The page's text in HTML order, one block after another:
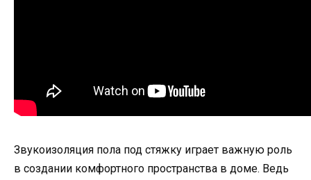
Звукоизоляция пола под стяжку играет важную роль
в создании комфортного пространства в доме. Ведь